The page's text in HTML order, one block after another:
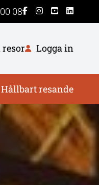
08
Logga in
Hållbart resande